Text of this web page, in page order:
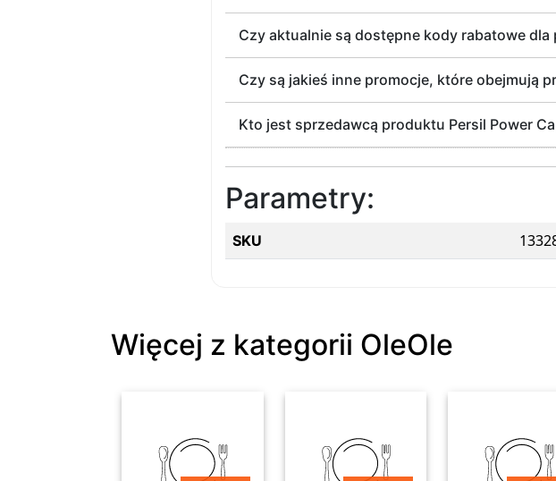
Czy aktualnie są dostępne kody rabatowe
Czy są jakieś inne promocje, które obejmują
Kto jest sprzedawcą produktu Persil Power
Parametry:
SKU
Więcej z kategorii OleOle